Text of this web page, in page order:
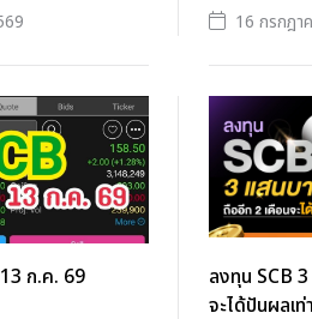
16 กรกฎา
ก.ค. 69
ลงทุน SCB
จะได้ปันผลเท่